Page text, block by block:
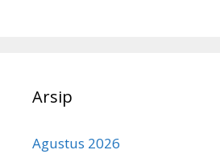
Arsip
Agustus 2026